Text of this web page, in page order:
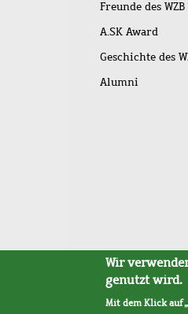
Freunde des WZB
A.SK Award
Geschichte des
Alumni
Sitemap
Wir
genutzt wird.
Mit dem Klick auf